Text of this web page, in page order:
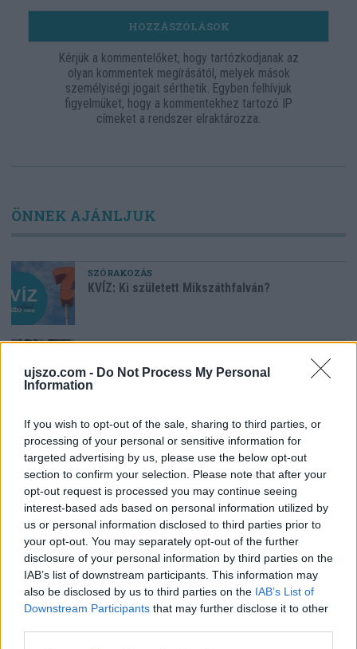
ujszo.com - Do Not Process My Personal
Information
If you wish to opt-out of the sale, sharing to third parties, or
processing of your personal or sensitive information for
targeted advertising by us, please use the below opt-out
section to confirm your selection. Please note that after your
opt-out request is processed you may continue seeing
interest-based ads based on personal information utilized by
us or personal information disclosed to third parties prior to
your opt-out. You may separately opt-out of the further
disclosure of your personal information by third parties on the
IAB’s list of downstream participants. This information may
also be disclosed by us to third parties on the IAB’s List of
Downstream Participants that may further disclose it to other
HOZZÁSZÓLÁSOK
Kérjük a kommentelőket, hogy tartózkodjanak az
olyan kommentek megírásától, melyek mások
személyiségi jogait sérthetik. Egyben felhívjuk
figyelmüket, hogy a kommentekhez tartozó IP
címeket a rendszer elraktározza.
ÖNNEK AJÁNLJUK
SZÓRAKOZÁS
KVÍZ: Ki született Mikszáthfalván?
Egy bolgár kamionos mágnessel manipulálta
a pihenőidőt
SPORT
Eldől a Ferencváros sorsa
HELYI HÍREK
Polgármesteri vétó a pluszpénzek ellen
HAZA ÉS NAGYVILÁG
Megszerezhető az autópálya mellett kivágott
fa